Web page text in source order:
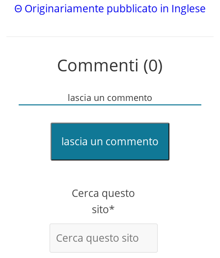
Θ Originariamente pubblicato in Inglese
Commenti (0)
lascia un commento
lascia un commento
Cerca questo
sito*